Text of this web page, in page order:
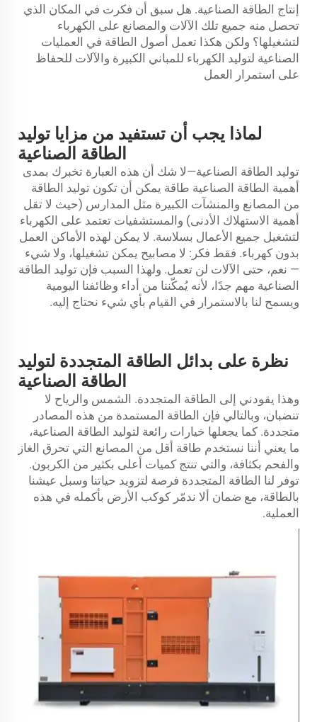
إنتاج الطاقة الصناعية. هل سبق أن فكرت في المكان الذي
تحصل منه جميع تلك الآلات والمصانع على الكهرباء
لتشغيلها؟ ولكن هكذا تعمل أصول الطاقة في العمليات
الصناعية لتوليد الكهرباء للمباني الكبيرة والآلات للحفاظ
على استمرار العمل
لماذا يجب أن تستفيد من مزايا توليد
الطاقة الصناعية
توليد الطاقة الصناعية—لا شك أن هذه العبارة تخبرك بمدى
أهمية الطاقة الصناعية طاقة يمكن أن تكون توليد الطاقة
من المصانع والمنشآت الكبيرة مثل المدارس (حيث لا تقل
أهمية الاستهلاك الأدنى) والمستشفيات تعتمد على الكهرباء
لتشغيل جميع الأعمال بسلاسة. لا يمكن لهذه الأماكن العمل
بدون كهرباء. فقط فكر: لا مصابيح يمكن تشغيلها، ولا شيء
— نعم، حتى الآلات لن تعمل. ولهذا السبب فإن توليد الطاقة
الصناعية مهم جدًا، لأنه يُمكّننا من أداء وظائفنا اليومية
ويسمح لنا بالاستمرار في القيام بأي شيء نحتاج إليه.
نظرة على بدائل الطاقة المتجددة لتوليد
الطاقة الصناعية
وهذا يقودني إلى الطاقة المتجددة. الشمس والرياح لا
تنضبان، وبالتالي فإن الطاقة المستمدة من هذه المصادر
متجددة. كما يجعلها خيارات رائعة لتوليد الطاقة الصناعية،
ما يعني أننا نستخدم طاقة أقل من المصانع التي تحرق الغاز
والفحم بكثافة، والتي تنتج كميات أعلى بكثير من الكربون.
توفر لنا الطاقة المتجددة فرصة لتزويد حياتنا وسبل عيشنا
بالطاقة، مع ضمان ألا ندمّر كوكب الأرض بأكمله في هذه
العملية.